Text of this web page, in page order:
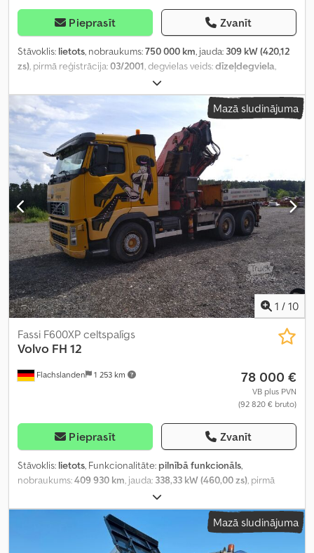
Pieprasīt Zvanīt
Stāvoklis: lietots, nobraukums:750 000 km, jauda: 309 kW (420,12
zs), pirmā reģistrācija:03/2001, degvielas veids:dīzeļdegviela,
, riepas izmērs:
konfigurācija:6x2, riteņu bāze:5 200 mm, bremzes:intarders,
krāsa: balts, vadītāja kabīne: gulēšanas kabīne , pārnesuma veids:
mehānisks, emisijas klase: Euro 3 , piekares sistēma:
kopējais garums:2 550 mm, kopējais platums:3 800 mm
krautuves garums:
7 200 mm, iekraušanas vietas platums:
mm
, iekraušanas telpas augstums:1 000 mm, Aprīkojums:
diferenciāļa bloķētājs, gaisa kondicionēšana, kabīne, kruīza
kontrole, piekabes sakabe, stāvvietas sildītājs, zems līmenis
troksnis,
Mazā sludinājuma
1 / 10
Flachslanden 1 253 km
Fassi F600XP celtspalīgs
Volvo FH 12
78 000 €
VB plus PVN
(92 820 € bruto)
Pieprasīt Zvanīt
Stāvoklis: lietots, Funkcionalitāte: pilnībā funkcionāls,
nobraukums:409 930 km, jauda: 338,33 kW (460,00 zs), pirmā
, degvielas veids:
svars:26 000 kg, vadītāja kabīne:gulēšanas kabīne, Aprīkojums:
celtnis, kabeļu vinča, kravas automašīnas reģistrācija,
Mazā sludinājuma